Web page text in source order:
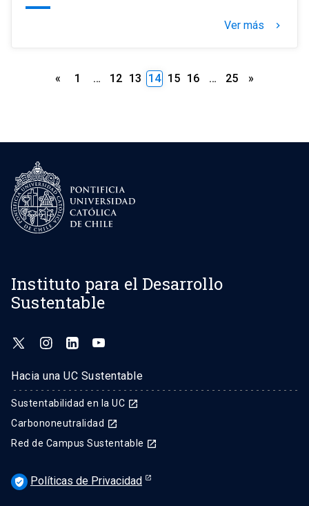
Ver más keyboard_arrow_right
Posts
« 1 … 12 13 14 15 16 … 25 »
Instituto para el Desarrollo
Sustentable
Hacia una UC Sustentable
Sustentabilidad en la UC launch
Carbononeutralidad launch
Red de Campus Sustentable launch
verified_user Políticas de Privacidad